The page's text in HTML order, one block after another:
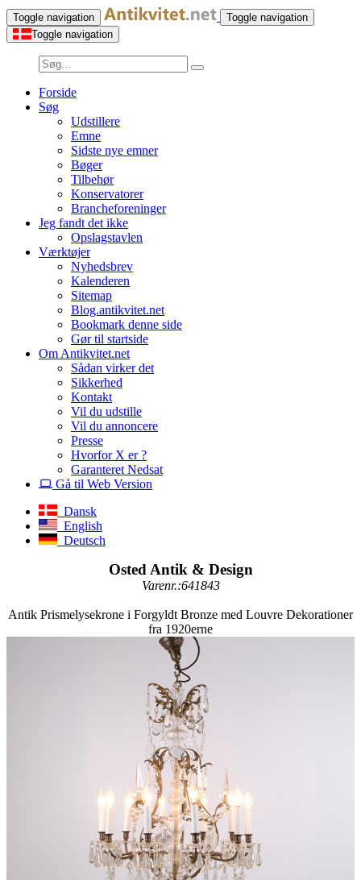
Toggle navigation
Toggle navigation
Toggle navigation
Forside
Søg
Udstillere
Emne
Sidste nye emner
Bøger
Tilbehør
Konservatorer
Brancheforeninger
Jeg fandt det ikke
Opslagstavlen
Værktøjer
Nyhedsbrev
Kalenderen
Sitemap
Blog.antikvitet.net
Bookmark denne side
Gør til startside
Om Antikvitet.net
Sådan virker det
Sikkerhed
Kontakt
Vil du udstille
Vil du annoncere
Presse
Hvorfor X er ?
Garanteret Nedsat
Gå til Web Version
Dansk
English
Deutsch
Osted Antik & Design
Varenr.:641843
Antik Prismelysekrone i Forgyldt Bronze med Louvre Dekorationer
fra 1920erne